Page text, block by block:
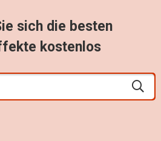
sich die besten
kostenlos